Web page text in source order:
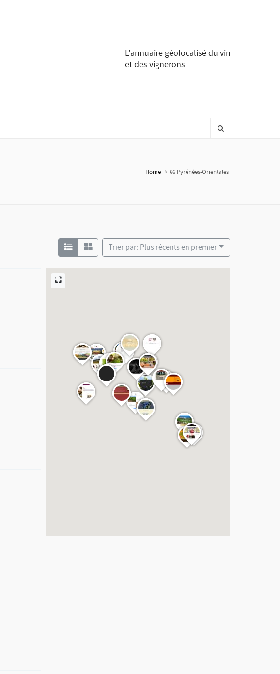
L'annuaire géolocalisé du vin
et des vignerons
Home 66 Pyrénées-Orientales
Trier par: Plus récents en premier